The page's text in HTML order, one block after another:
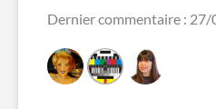
Dernier commentaire :